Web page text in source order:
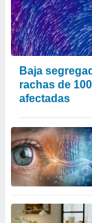
de
un
o acceder
perfiles
utilizar
Baja
rachas de
afectadas